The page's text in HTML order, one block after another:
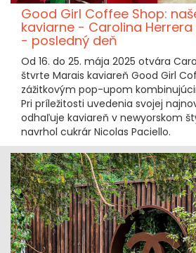
Good Girl Coffee Shop:
kaviarne - Carolina
- posledný deň
Od 16. do 25. mája 2025 otvára
štvrte Marais kaviareň Good Girl
zážitkovým pop-upom
Pri príležitosti uvedenia svojej
odhaľuje kaviareň v newyorskom
navrhol cukrár Nicolas Paciello.